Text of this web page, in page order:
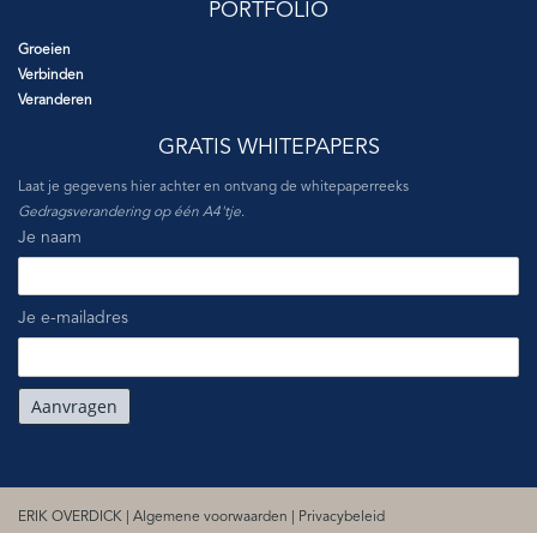
PORTFOLIO
Groeien
Verbinden
Veranderen
GRATIS WHITEPAPERS
Laat je gegevens hier achter en ontvang de whitepaperreeks
Gedragsverandering op één A4'tje.
Je naam
Je e-mailadres
ERIK OVERDICK | Algemene voorwaarden Privacybeleid